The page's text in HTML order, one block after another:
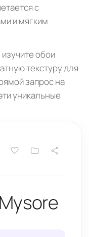
с
и мягким
обои
текстуру для
запрос на
уникальные